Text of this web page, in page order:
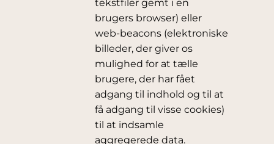
tekstfiler gemt i en
brugers browser) eller
web-beacons (elektroniske
billeder, der giver os
mulighed for at tælle
brugere, der har fået
adgang til indhold og til at
få adgang til visse cookies)
til at indsamle
aggregerede data.